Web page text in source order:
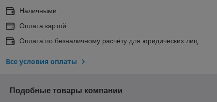
Наличными
Оплата картой
Оплата по безналичному расчёту для юридических лиц
Все условия оплаты
Подобные товары компании